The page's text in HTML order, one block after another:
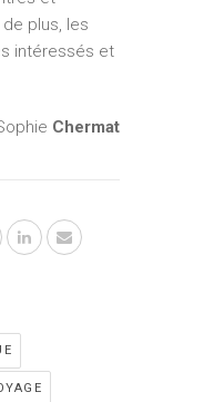
plus, les
intéressés et
Chermat